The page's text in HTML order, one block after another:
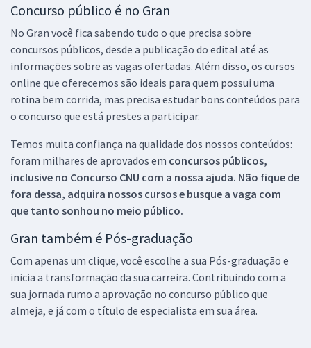
Concurso público é no Gran
No Gran você fica sabendo tudo o que precisa sobre
concursos públicos, desde a publicação do edital até as
informações sobre as vagas ofertadas. Além disso, os cursos
online que oferecemos são ideais para quem possui uma
rotina bem corrida, mas precisa estudar bons conteúdos para
o concurso que está prestes a participar.
Temos muita confiança na qualidade dos nossos conteúdos:
foram milhares de aprovados em concursos públicos,
inclusive no Concurso CNU com a nossa ajuda. Não fique de
fora dessa, adquira nossos cursos e busque a vaga com
que tanto sonhou no meio público.
Gran também é Pós-graduação
Com apenas um clique, você escolhe a sua Pós-graduação e
inicia a transformação da sua carreira. Contribuindo com a
sua jornada rumo a aprovação no concurso público que
almeja, e já com o título de especialista em sua área.